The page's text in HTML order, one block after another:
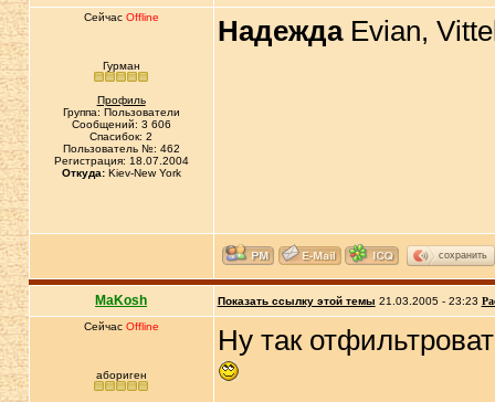
Сейчас Offline
Гурман
Профиль
Группа: Пользователи
Сообщений: 3 606
Спасибок: 2
Пользователь №: 462
Регистрация: 18.07.2004
Откуда:Kiev-New York
НадеждаEvian,
сохранить
MaKosh Показать ссылку этой темы 21.03.2005 - 23:23
Сейчас Offline
абориген
Ну так